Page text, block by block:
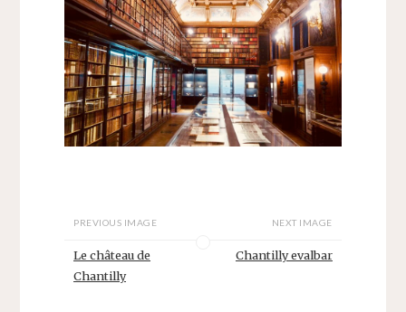
PREVIOUS IMAGE
Le château de
Chantilly
NEXT IMAGE
Chantilly evalbar